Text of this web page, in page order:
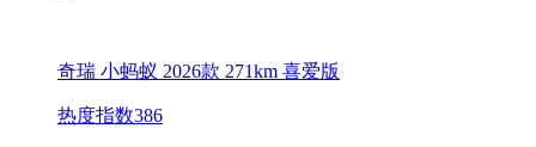
奇瑞 小蚂蚁 2026款 271km 喜爱版
热度指数386